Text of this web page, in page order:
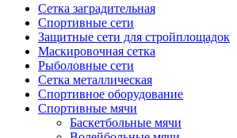
Сетка заградительная
Спортивные сети
Защитные сети для стройплощадок
Маскировочная сетка
Рыболовные сети
Сетка металлическая
Спортивное оборудование
Спортивные мячи
Баскетбольные мячи